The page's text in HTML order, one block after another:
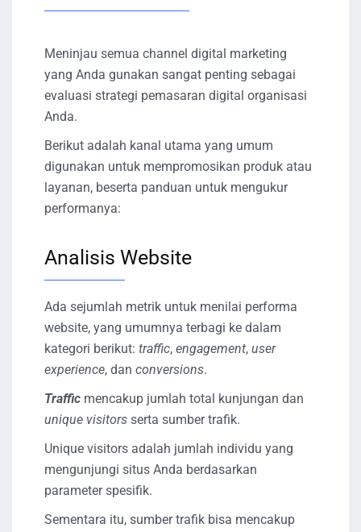
Meninjau semua channel digital marketing
yang Anda gunakan sangat penting sebagai
evaluasi strategi pemasaran digital organisasi
Anda.
Berikut adalah kanal utama yang umum
digunakan untuk mempromosikan produk atau
layanan, beserta panduan untuk mengukur
performanya:
Analisis Website
Ada sejumlah metrik untuk menilai performa
website, yang umumnya terbagi ke dalam
kategori berikut: traffic, engagement, user
experience, dan conversions.
Traffic mencakup jumlah total kunjungan dan
unique visitors serta sumber trafik.
Unique visitors adalah jumlah individu yang
mengunjungi situs Anda berdasarkan
parameter spesifik.
Sementara itu, sumber trafik bisa mencakup